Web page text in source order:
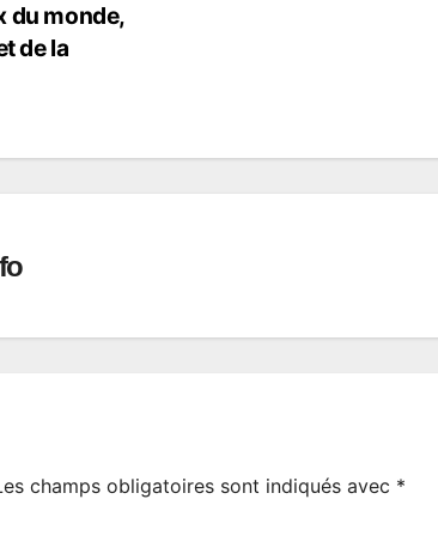
du monde,
de la
champs obligatoires sont indiqués avec *